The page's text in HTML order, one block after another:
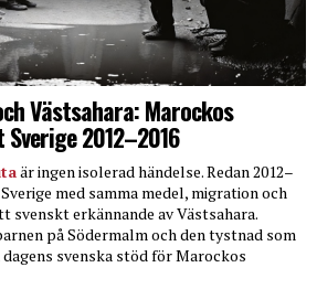
Västsahara: Marockos
2012–2016
är ingen isolerad händelse. Redan 2012–
med samma medel, migration och
erkännande av Västsahara.
på Södermalm och den tystnad som
svenska stöd för Marockos